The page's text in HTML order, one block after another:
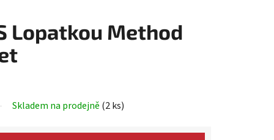
Lopatkou Method
Skladem na prodejně (2 ks)